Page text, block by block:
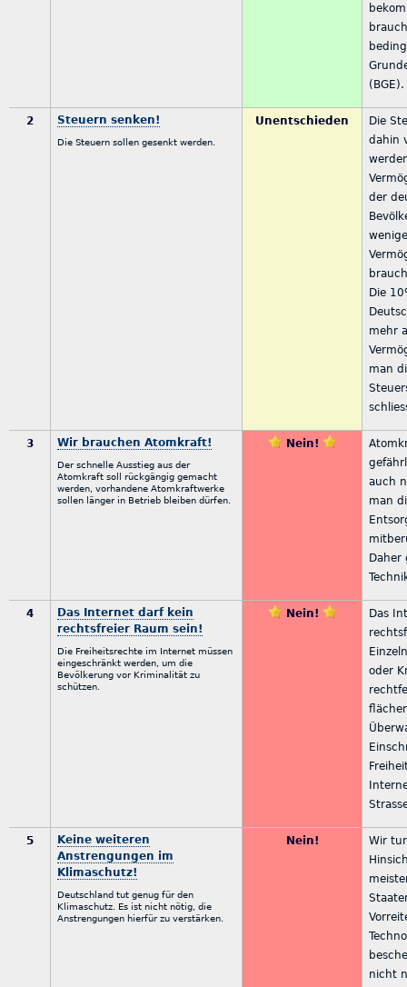
(BGE).
2 Steuern senken!
Die Steuern sollen gesenkt werden.
Unentschieden
Die
dahin
der
Die
mehr
man
3 Wir brauchen Atomkraft!
Der schnelle Ausstieg aus der
Atomkraft soll rückgängig gemacht
werden, vorhandene Atomkraftwerke
sollen länger in Betrieb bleiben dürfen.
Nein!
auch
man
Daher
4
Das Internet darf kein
rechtsfreier Raum sein!
Die Freiheitsrechte im Internet müssen
eingeschränkt werden, um die
Bevölkerung vor Kriminalität zu
schützen.
Nein!
Das
oder
5
Keine weiteren
Anstrengungen im
Klimaschutz!
Deutschland tut genug für den
Klimaschutz. Es ist nicht nötig, die
Anstrengungen hierfür zu verstärken.
Nein!
Wir
nicht